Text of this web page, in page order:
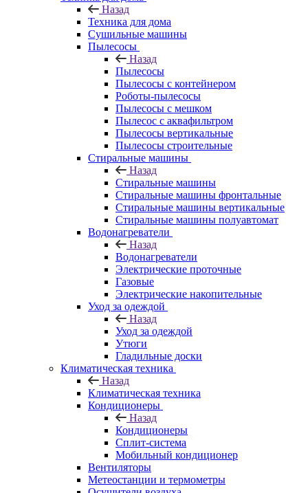
Назад
Техника для дома
Сушильные машины
Пылесосы
Назад
Пылесосы
Пылесосы с контейнером
Роботы-пылесосы
Пылесосы с мешком
Пылесос с аквафильтром
Пылесосы вертикальные
Пылесосы строительные
Стиральные машины
Назад
Стиральные машины
Стиральные машины фронтальные
Стиральные машины вертикальные
Стиральные машины полуавтомат
Водонагреватели
Назад
Водонагреватели
Электрические проточные
Газовые
Электрические накопительные
Уход за одеждой
Назад
Уход за одеждой
Утюги
Гладильные доски
Климатическая техника
Назад
Климатическая техника
Кондиционеры
Назад
Кондиционеры
Сплит-система
Мобильный кондиционер
Вентиляторы
Метеостанции и термометры